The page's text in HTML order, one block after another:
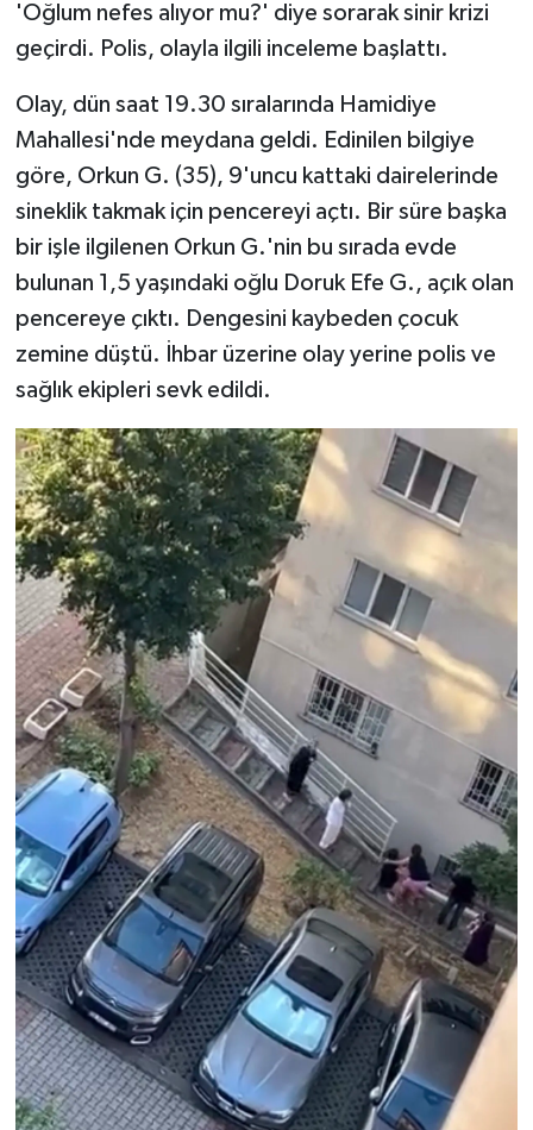
'Oğlum nefes alıyor mu?' diye sorarak sinir krizi
geçirdi. Polis, olayla ilgili inceleme başlattı.
Olay, dün saat 19.30 sıralarında Hamidiye
Mahallesi'nde meydana geldi. Edinilen bilgiye
göre, Orkun G. (35), 9'uncu kattaki dairelerinde
sineklik takmak için pencereyi açtı. Bir süre başka
bir işle ilgilenen Orkun G.'nin bu sırada evde
bulunan 1,5 yaşındaki oğlu Doruk Efe G., açık olan
pencereye çıktı. Dengesini kaybeden çocuk
zemine düştü. İhbar üzerine olay yerine polis ve
sağlık ekipleri sevk edildi.